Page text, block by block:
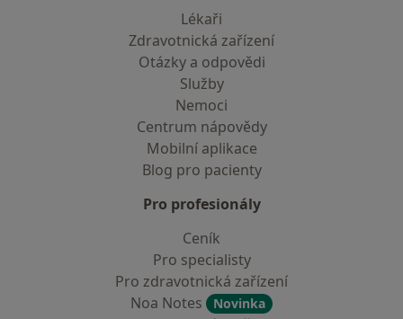
Lékaři
Zdravotnická zařízení
Otázky a odpovědi
Služby
Nemoci
Centrum nápovědy
Mobilní aplikace
Blog pro pacienty
Pro profesionály
Ceník
Pro specialisty
Pro zdravotnická zařízení
Noa Notes
Novinka